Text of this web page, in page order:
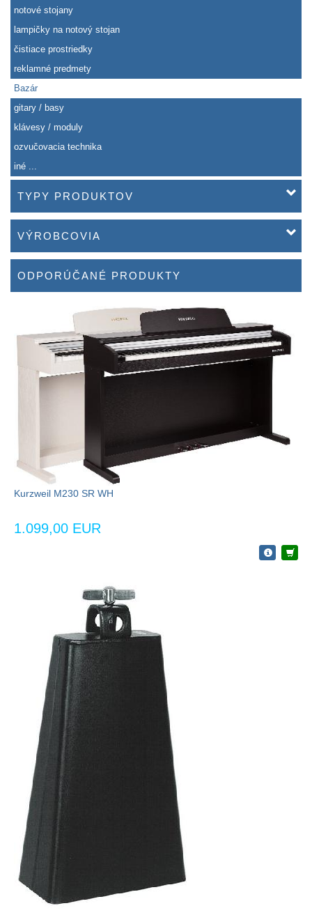
notové stojany
lampičky na notový stojan
čistiace prostriedky
reklamné predmety
Bazár
gitary / basy
klávesy / moduly
ozvučovacia technika
iné ...
TYPY PRODUKTOV
VÝROBCOVIA
ODPORÚČANÉ PRODUKTY
Kurzweil M230 SR WH
1.099,00 EUR